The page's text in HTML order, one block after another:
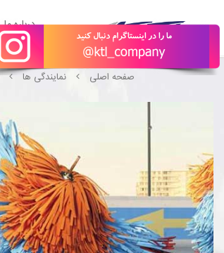
درباره ما
صفحه اصلی نمایندگی ها